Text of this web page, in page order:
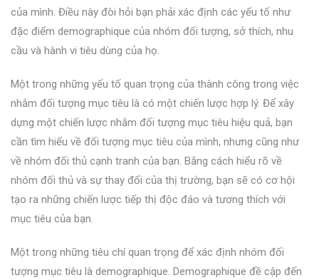
của mình. Điều này đòi hỏi bạn phải xác định các yếu tố như
đặc điểm demographique của nhóm đối tượng, sở thích, nhu
cầu và hành vi tiêu dùng của họ.
Một trong những yếu tố quan trọng của thành công trong việc
nhắm đối tượng mục tiêu là có một chiến lược hợp lý. Để xây
dựng một chiến lược nhắm đối tượng mục tiêu hiệu quả, bạn
cần tìm hiểu về đối tượng mục tiêu của mình, nhưng cũng như
về nhóm đối thủ cạnh tranh của bạn. Bằng cách hiểu rõ về
nhóm đối thủ và sự thay đổi của thị trường, bạn sẽ có cơ hội
tạo ra những chiến lược tiếp thị độc đáo và tương thích với
mục tiêu của bạn.
Một trong những tiêu chí quan trọng để xác định nhóm đối
tượng mục tiêu là demographique. Demographique đề cập đến